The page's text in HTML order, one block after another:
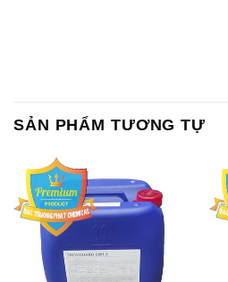
SẢN PHẨM TƯƠNG TỰ